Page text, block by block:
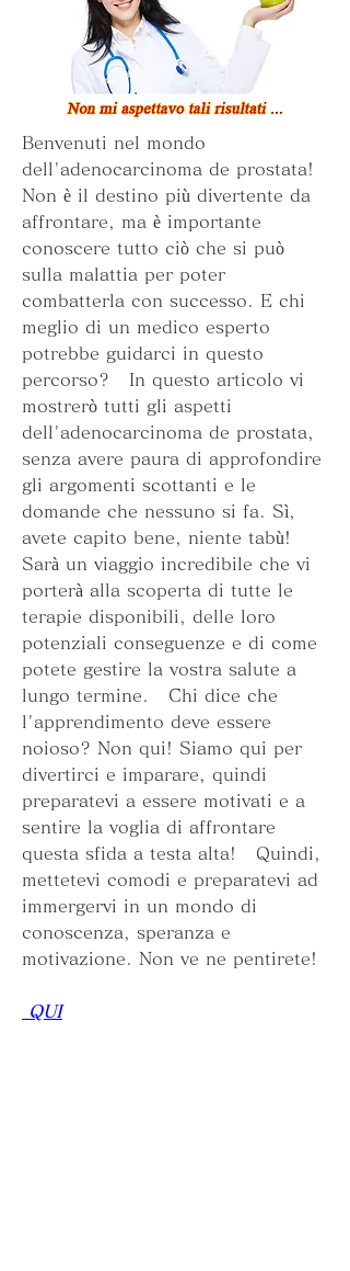
Benvenuti nel mondo
dell'adenocarcinoma de prostata!
Non è il destino più divertente da
affrontare, ma è importante
conoscere tutto ciò che si può
sulla malattia per poter
combatterla con successo. E chi
meglio di un medico esperto
potrebbe guidarci in questo
percorso?   In questo articolo vi
mostrerò tutti gli aspetti
dell'adenocarcinoma de prostata,
senza avere paura di approfondire
gli argomenti scottanti e le
domande che nessuno si fa. Sì,
avete capito bene, niente tabù!
Sarà un viaggio incredibile che vi
porterà alla scoperta di tutte le
terapie disponibili, delle loro
potenziali conseguenze e di come
potete gestire la vostra salute a
lungo termine.   Chi dice che
l'apprendimento deve essere
noioso? Non qui! Siamo qui per
divertirci e imparare, quindi
preparatevi a essere motivati e a
sentire la voglia di affrontare
questa sfida a testa alta!   Quindi,
mettetevi comodi e preparatevi ad
immergervi in un mondo di
conoscenza, speranza e
motivazione. Non ve ne pentirete!
QUI